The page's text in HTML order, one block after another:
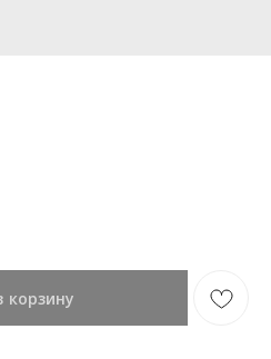
корзину